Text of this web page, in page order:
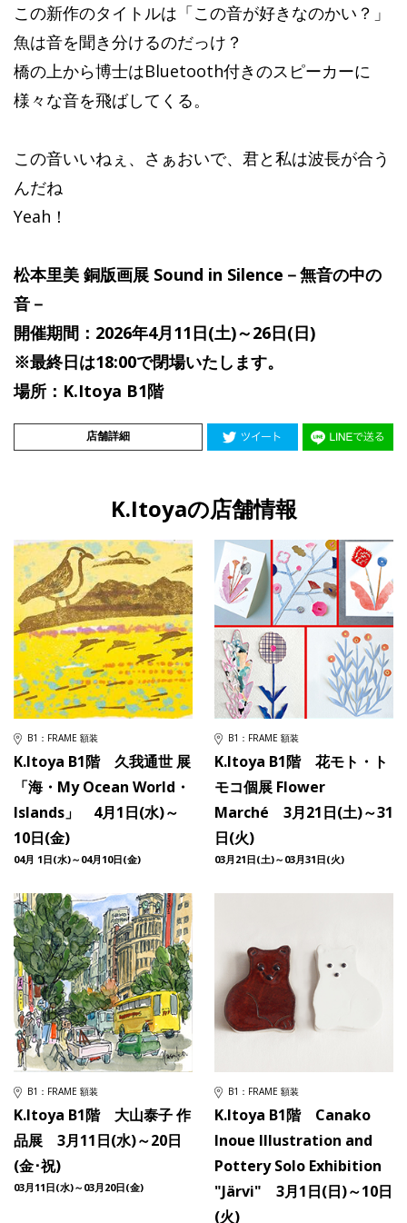
この新作のタイトルは「この音が好きなのかい？」
魚は音を聞き分けるのだっけ？
橋の上から博士はBluetooth付きのスピーカーに
様々な音を飛ばしてくる。
この音いいねぇ、さぁおいで、君と私は波長が合う
んだね
Yeah！
松本里美 銅版画展 Sound in Silence－無音の中の
音－
開催期間：2026年4月11日(土)～26日(日)
※最終日は18:00で閉場いたします。
場所：K.Itoya B1階
店舗詳細
K.Itoyaの店舗情報
B1：FRAME 額装
K.Itoya B1階 久我通世 展
「海・My Ocean World・
Islands」 4月1日(水)～
10日(金)
04月 1日(水)～04月10日(金)
B1：FRAME 額装
K.Itoya B1階 花モト・ト
モコ個展 Flower
Marché 3月21日(土)～31
日(火)
03月21日(土)～03月31日(火)
B1：FRAME 額装
K.Itoya B1階 大山泰子 作
品展 3月11日(水)～20日
(金･祝)
03月11日(水)～03月20日(金)
B1：FRAME 額装
K.Itoya B1階 Canako
Inoue Illustration and
Pottery Solo Exhibition
"Järvi" 3月1日(日)～10日
(火)